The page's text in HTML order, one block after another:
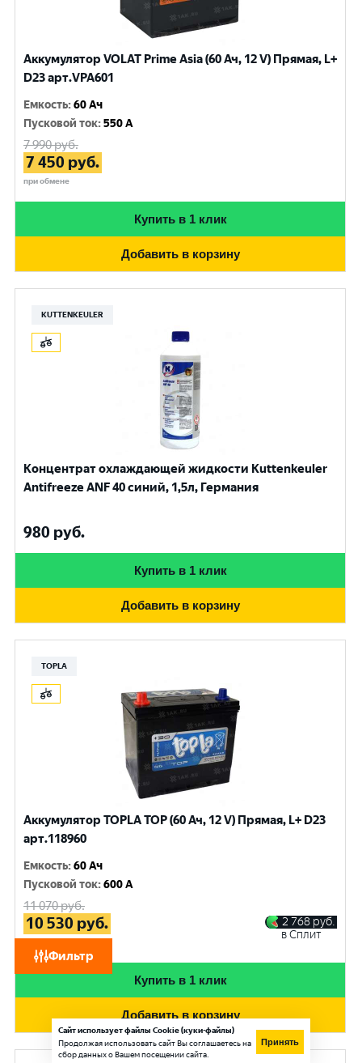
Фильтр
Аккумулятор VOLAT Prime Asia (60 Ач, 12 V) Прямая, L+
D23 арт.VPA601
Емкость:60 Ач
Пусковой ток:550 A
7 990руб.
7 450 руб.
при обмене
Купить в 1 клик
Добавить в корзину
KUTTENKEULER
Концентрат охлаждающей жидкости Kuttenkeuler
Antifreeze ANF 40 синий, 1,5л, Германия
980 руб.
Купить в 1 клик
Добавить в корзину
TOPLA
Аккумулятор TOPLA TOP (60 Ач, 12 V) Прямая, L+ D23
арт.118960
Емкость:60 Ач
Пусковой ток:600 A
11 070руб.
10 530 руб.
при обмене
2 768 руб.
в Сплит
Купить в 1 клик
Добавить в корзину
Сайт использует файлы Cookie (куки-файлы)
Продолжая использовать сайт Вы соглашаетесь на
сбор данных о Вашем посещении сайта.
Принять